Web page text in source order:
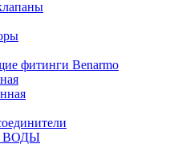
фитинги Benarmo
ВОДЫ